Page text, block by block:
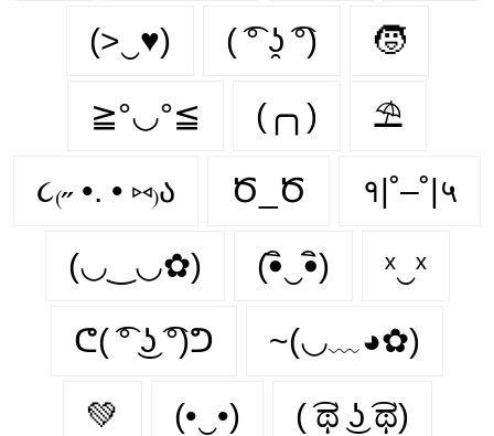
(>‿♥) ( ͡° ʖ̯ ͡°) 🧒
≧°◡°≦ (╭╮) ⛱
૮₍˶ •. • ⑅₎ა Ծ_Ծ १|˚–˚|५
(◡‿◡✿) (•ิ‿•ิ) ˣ‿ˣ
ᕦ( ͡° ͜ʖ ͡°)ᕤ ~(◡﹏◕✿)
💚 (•‿•) ( ͡ಥ ͜ʖ ͡ಥ)